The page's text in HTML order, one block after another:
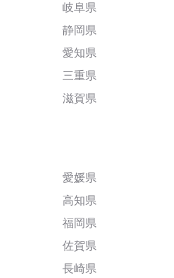
岐阜県
静岡県
愛知県
三重県
滋賀県
愛媛県
高知県
福岡県
佐賀県
長崎県